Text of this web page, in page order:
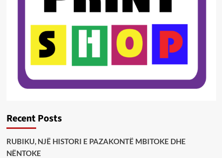
Recent Posts
RUBIKU, NJË HISTORI E PAZAKONTË MBITOKE DHE
NËNTOKE